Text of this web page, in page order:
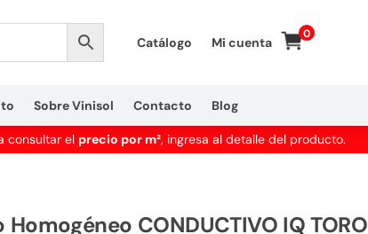
Catálogo Mi cuenta
0
Sobre Vinisol Contacto Blog
consultar el precio por m², ingresa al detalle del producto.
Homogéneo CONDUCTIVO IQ TORO